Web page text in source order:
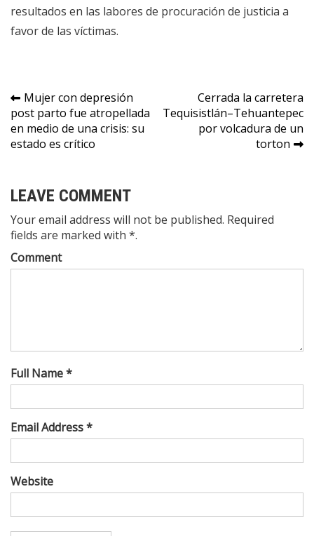
resultados en las labores de procuración de justicia a
favor de las víctimas.
Navegación
de
entradas
Mujer con depresión
post parto fue atropellada
en medio de una crisis: su
estado es crítico
Cerrada la carretera
Tequisistlán–Tehuantepec
por volcadura de un
torton
LEAVE COMMENT
Your email address will not be published. Required
fields are marked with *.
Comment
Full Name *
Email Address *
Website